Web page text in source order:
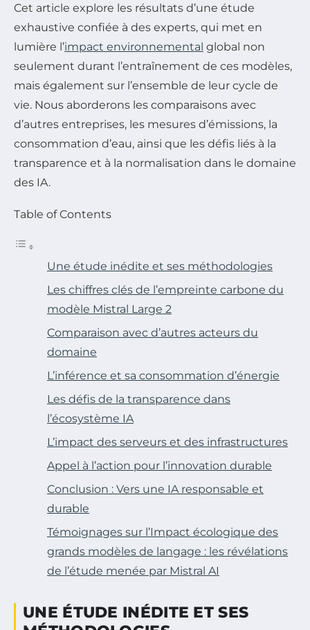
Cet article explore les résultats d’une étude
exhaustive confiée à des experts, qui met en
lumière l’impact environnemental global non
seulement durant l’entraînement de ces modèles,
mais également sur l’ensemble de leur cycle de
vie. Nous aborderons les comparaisons avec
d’autres entreprises, les mesures d’émissions, la
consommation d’eau, ainsi que les défis liés à la
transparence et à la normalisation dans le domaine
des IA.
Table of Contents
Une étude inédite et ses méthodologies
Les chiffres clés de l’empreinte carbone du
modèle Mistral Large 2
Comparaison avec d’autres acteurs du
domaine
L’inférence et sa consommation d’énergie
Les défis de la transparence dans
l’écosystème IA
L’impact des serveurs et des infrastructures
Appel à l’action pour l’innovation durable
Conclusion : Vers une IA responsable et
durable
Témoignages sur l’Impact écologique des
grands modèles de langage : les révélations
de l’étude menée par Mistral AI
UNE ÉTUDE INÉDITE ET SES